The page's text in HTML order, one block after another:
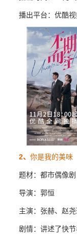
播出平台：优酷
2、 你是我的美味
题材：都市偶像剧
导演：郭恒
主演：张赫、赵
剧情：讲述了快